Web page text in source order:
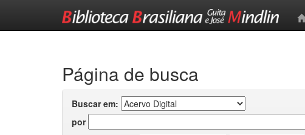
Página de busca
Buscar em:
por